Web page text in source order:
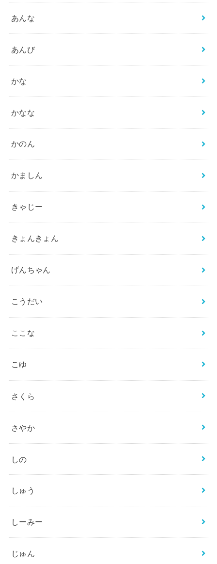
あんな
あんび
かな
かなな
かのん
かましん
きゃじー
きょんきょん
げんちゃん
こうだい
ここな
こゆ
さくら
さやか
しの
しゅう
しーみー
じゅん